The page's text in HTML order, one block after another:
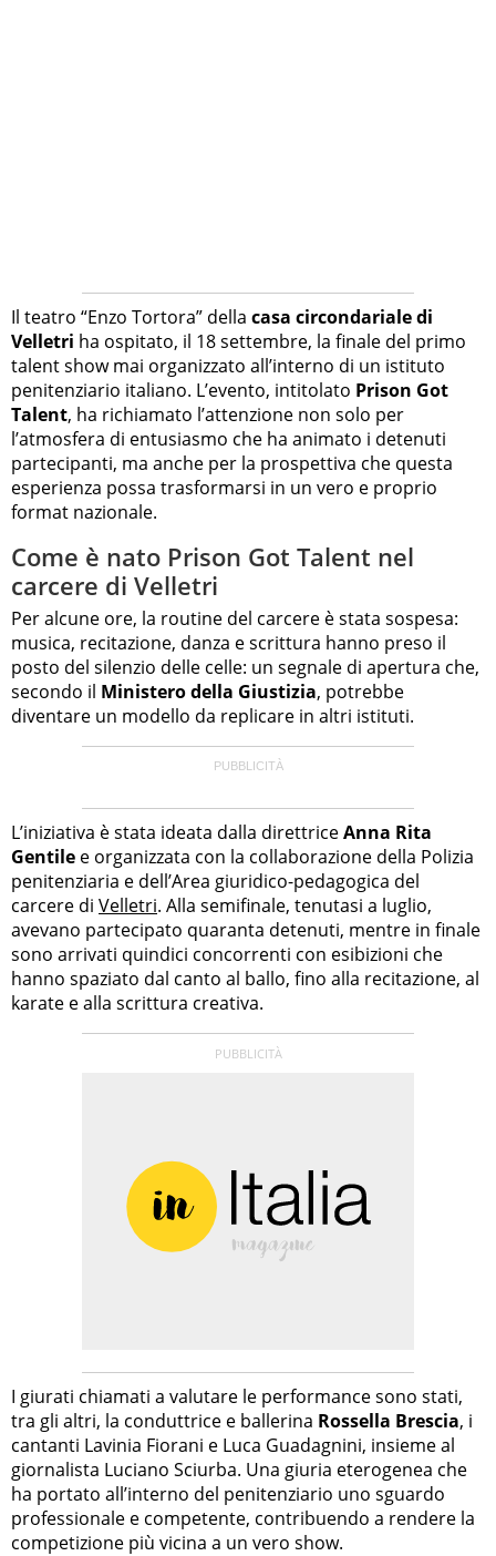
Il teatro “Enzo Tortora” della casa circondariale di
Velletri ha ospitato, il 18 settembre, la finale del primo
talent show mai organizzato all’interno di un istituto
penitenziario italiano. L’evento, intitolato Prison Got
Talent, ha richiamato l’attenzione non solo per
l’atmosfera di entusiasmo che ha animato i detenuti
partecipanti, ma anche per la prospettiva che questa
esperienza possa trasformarsi in un vero e proprio
format nazionale.
Come è nato Prison Got Talent nel
carcere di Velletri
Per alcune ore, la routine del carcere è stata sospesa:
musica, recitazione, danza e scrittura hanno preso il
posto del silenzio delle celle: un segnale di apertura che,
secondo il Ministero della Giustizia, potrebbe
diventare un modello da replicare in altri istituti.
L’iniziativa è stata ideata dalla direttriceAnna Rita
Gentile e organizzata con la collaborazione della Polizia
penitenziaria e dell’Area giuridico-pedagogica del
carcere di Velletri. Alla semifinale, tenutasi a luglio,
avevano partecipato quaranta detenuti, mentre in finale
sono arrivati quindici concorrenti con esibizioni che
hanno spaziato dal canto al ballo, fino alla recitazione, al
karate e alla scrittura creativa.
I giurati chiamati a valutare le performance sono stati,
tra gli altri, la conduttrice e ballerina Rossella Brescia, i
cantanti Lavinia Fiorani e Luca Guadagnini, insieme al
giornalista Luciano Sciurba. Una giuria eterogenea che
ha portato all’interno del penitenziario uno sguardo
professionale e competente, contribuendo a rendere la
competizione più vicina a un vero show.